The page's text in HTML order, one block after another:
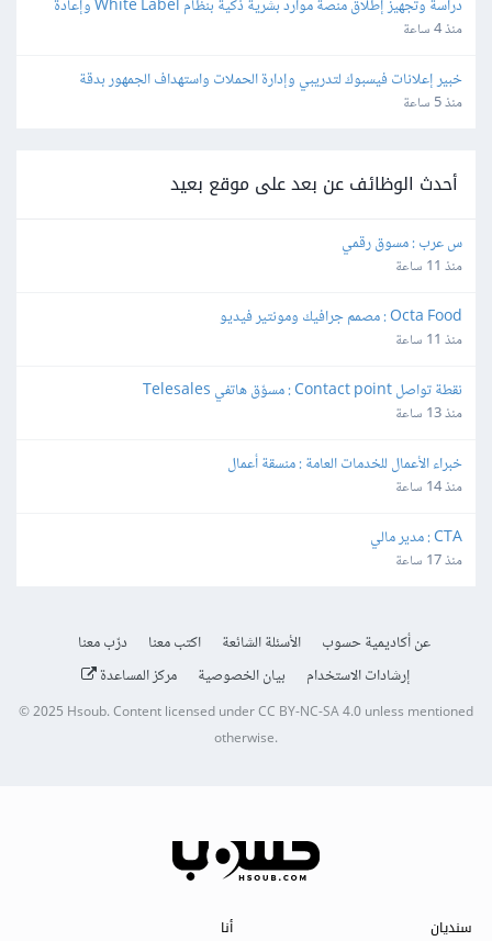
البيع
منذ 4 ساعة
خبير إعلانات فيسبوك لتدريبي وإدارة الحملات واستهداف الجمهور بدقة
منذ 5 ساعة
أحدث الوظائف عن بعد على موقع بعيد
س عرب : مسوق رقمي
منذ 11 ساعة
Octa Food : مصمم جرافيك ومونتير فيديو
منذ 11 ساعة
نقطة تواصل Contact point : مسوّق هاتفي Telesales
منذ 13 ساعة
خبراء الأعمال للخدمات العامة : منسقة أعمال
منذ 14 ساعة
CTA : مدير مالي
منذ 17 ساعة
عن أكاديمية حسوب الأسئلة الشائعة اكتب معنا
درّب معنا
إرشادات الاستخدام
بيان الخصوصية مركز المساعدة
© 2025 Hsoub.Content licensed underCC BY-NC-SA 4.0unless mentioned
otherwise.